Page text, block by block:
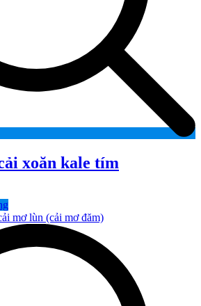
xoăn kale tím